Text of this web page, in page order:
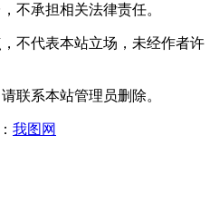
不承担相关法律责任。
不代表本站立场，未经作者许
联系本站管理员删除。
我图网